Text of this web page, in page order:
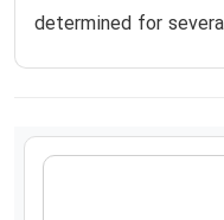
determined for